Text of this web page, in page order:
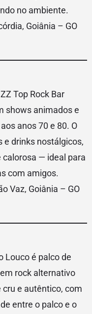
no ambiente.
Goiânia – GO
Top Rock Bar
shows animados e
anos 70 e 80. O
e drinks nostálgicos,
— ideal para
com amigos.
Vaz, Goiânia – GO
Louco é palco de
rock alternativo
e autêntico, com
entre o palco e o